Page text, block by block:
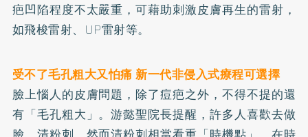
疤凹陷程度不太嚴重，可藉助刺激皮膚再生的雷射，
如飛梭雷射、UP雷射等。
受不了毛孔粗大又怕痛 新一代非侵入式療程可選擇
臉上惱人的皮膚問題，除了痘疤之外，不得不提的還
有「毛孔粗大」。游懿聖院長提醒，許多人喜歡去做